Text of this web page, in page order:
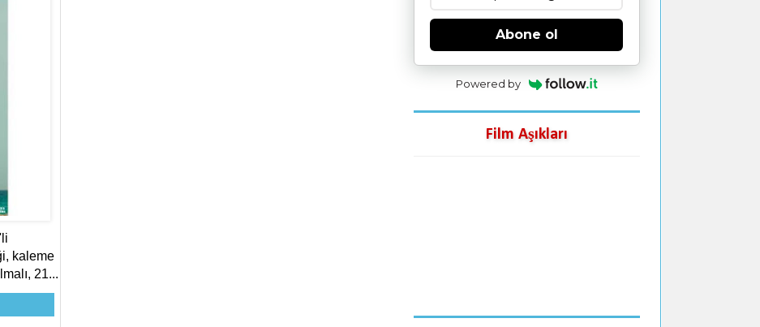
kaleme
21...
Abone ol
Powered by
Film Aşıkları